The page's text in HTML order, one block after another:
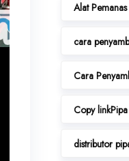
Alat
cara
Cara
Copy
distributor